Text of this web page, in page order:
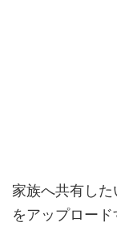
家族へ共有し
をアップロード